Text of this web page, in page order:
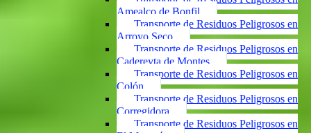
Amealco de Bonfil
Transporte de Residuos Peligrosos en
Arroyo Seco
Transporte de Residuos Peligrosos en
Cadereyta de Montes
Transporte de Residuos Peligrosos en
Colón
Transporte de Residuos Peligrosos en
Corregidora
Transporte de Residuos Peligrosos en